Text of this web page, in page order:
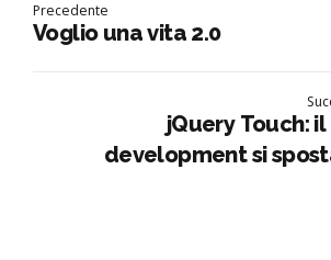
Precedente
Voglio una vita 2.0
jQuery Touch:
development si